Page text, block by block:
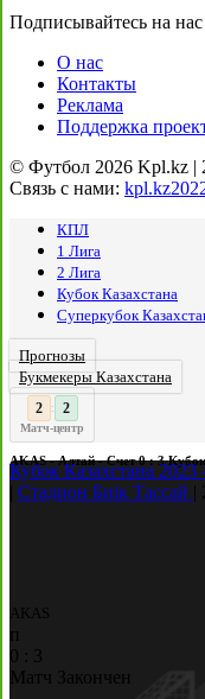
Подписывайтесь на нас
О нас
Контакты
Реклама
Поддержка
© Футбол 2026 Kpl.kz |
Связь с нами:
КПЛ
1 Лига
2 Лига
Кубок Казахстана
Суперкубок
Прогнозы
Букмекеры Казахстана
3 : 2
Матч-центр
AKAS - Алтай - Счет 0 : 3
Кубок Казахстана
Стадион Биік Тассай
AKAS
п
0
3
Матч Закончен